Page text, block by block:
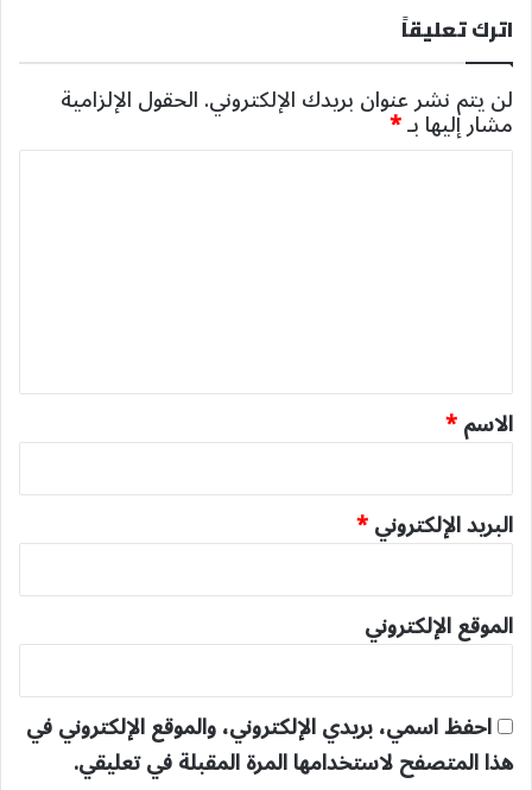
اترك تعليقاً
لن يتم نشر عنوان بريدك الإلكتروني.الحقول الإلزامية
مشار إليها بـ*
*
الاسم*
البريد الإلكتروني*
الموقع الإلكتروني
احفظ اسمي، بريدي الإلكتروني، والموقع الإلكتروني في
هذا المتصفح لاستخدامها المرة المقبلة في تعليقي.